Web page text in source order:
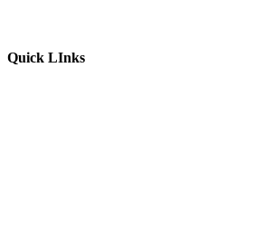
Quick LInks